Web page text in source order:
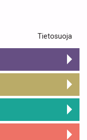
Tietosuoja